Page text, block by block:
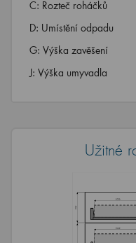
C: Rozteč roháčků
D: Umístění odpadu
G: Výška zavěšení
J: Výška umyvadla
Užitné